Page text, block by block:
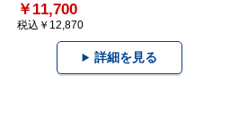
￥11,700
税込￥12,870
詳細を見る